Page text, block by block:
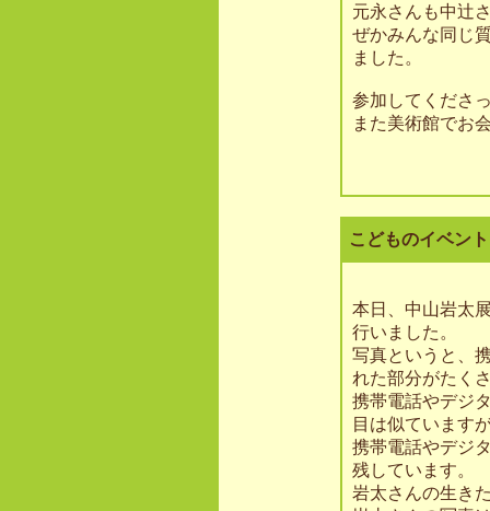
元永さんも中辻
ぜかみんな同じ
ました。
参加してくださ
また美術館でお
こどものイベン
本日、中山岩太
行いました。
写真というと、
れた部分がたく
携帯電話やデジ
目は似ています
携帯電話やデジ
残しています。
岩太さんの生き